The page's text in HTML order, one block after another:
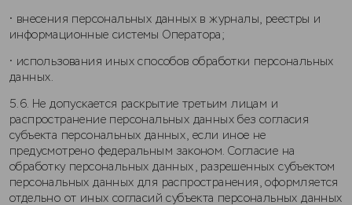
• внесения персональных данных в журналы, реестры и
информационные системы Оператора;
• использования иных способов обработки персональных
данных.
5.6. Не допускается раскрытие третьим лицам и
распространение персональных данных без согласия
субъекта персональных данных, если иное не
предусмотрено федеральным законом. Согласие на
обработку персональных данных, разрешенных субъектом
персональных данных для распространения, оформляется
отдельно от иных согласий субъекта персональных данных